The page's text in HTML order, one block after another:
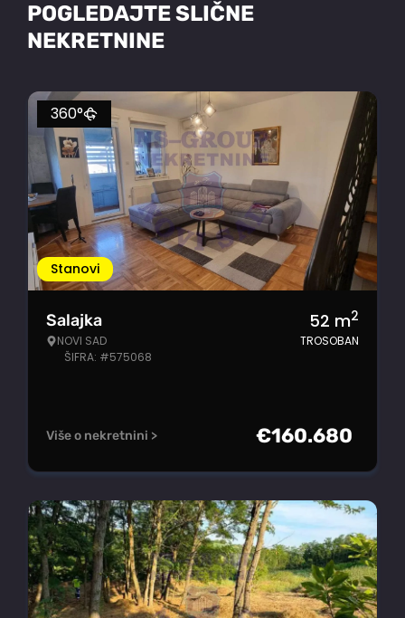
POGLEDAJTE SLIČNE
NEKRETNINE
Stanovi
360°
Salajka
NOVI SAD
ŠIFRA: #575068
52 m2
TROSOBAN
Više o nekretnini > €160.680